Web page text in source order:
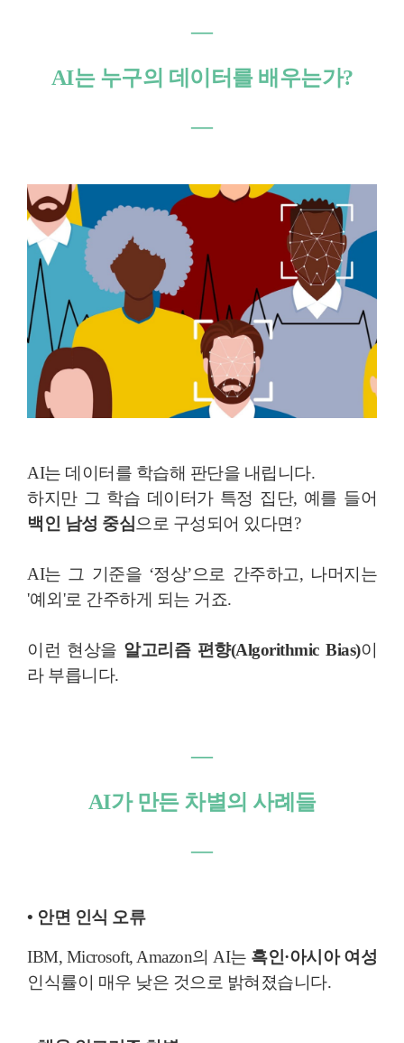
―
AI는 누구의 데이터를 배우는가?
―
AI는 데이터를 학습해 판단을 내립니다.
하지만 그 학습 데이터가 특정 집단, 예를 들어
백인 남성 중심으로 구성되어 있다면?
AI는 그 기준을 ‘정상’으로 간주하고, 나머지는
'예외'로 간주하게 되는 거죠.
이런 현상을 알고리즘 편향(Algorithmic Bias)이
라 부릅니다.
―
AI가 만든 차별의 사례들
―
• 안면 인식 오류
IBM, Microsoft, Amazon의 AI는 흑인·아시아 여성
인식률이 매우 낮은 것으로 밝혀졌습니다.